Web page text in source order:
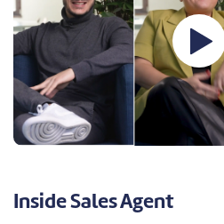
Inside Sales Agent